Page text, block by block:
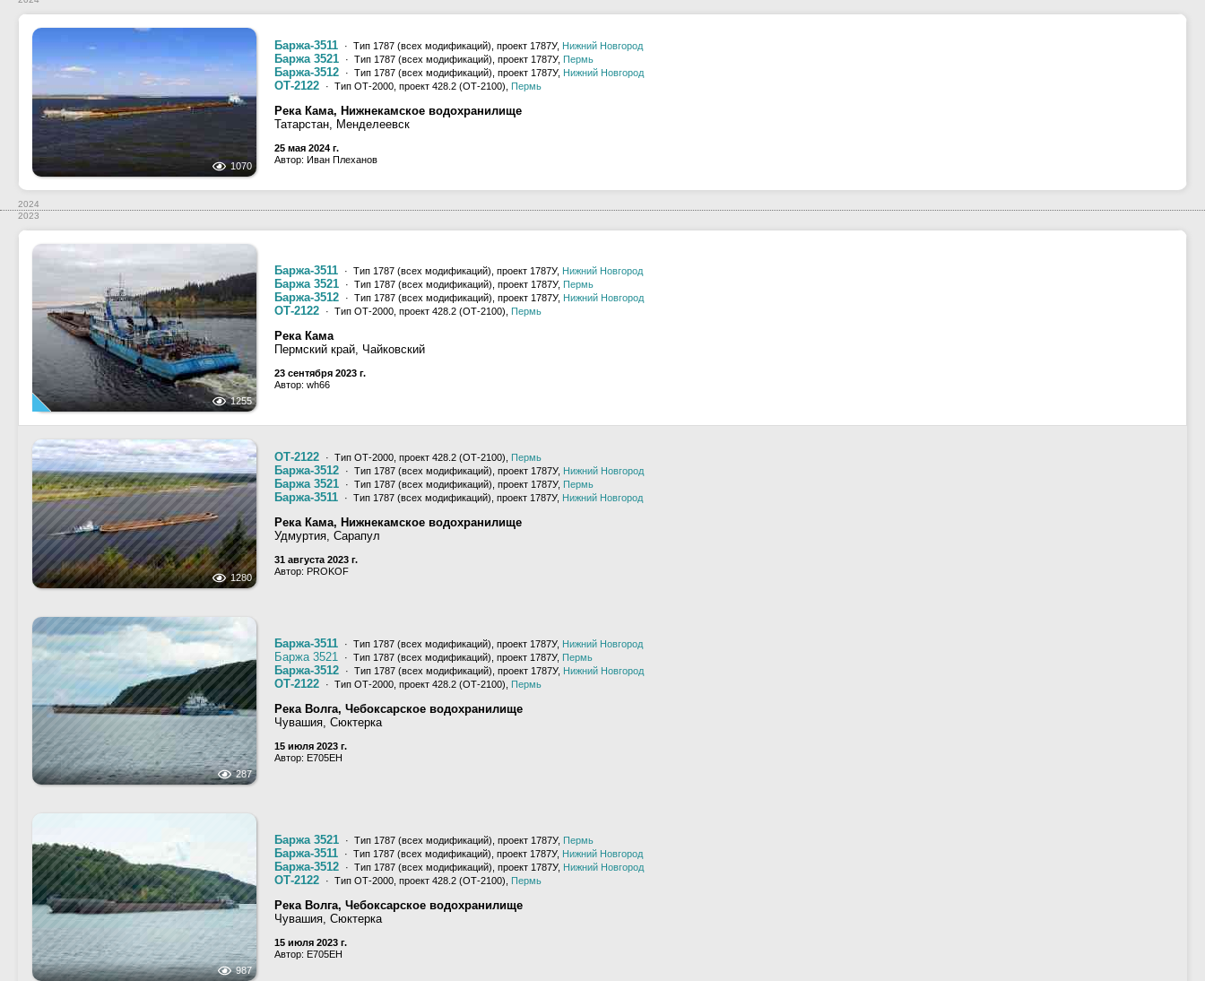
1070
Баржа-3511 · Тип 1787 (всех модификаций), проект 1787У, Нижний Новгород
Баржа 3521 · Тип 1787 (всех модификаций), проект 1787У, Пермь
Баржа-3512 · Тип 1787 (всех модификаций), проект 1787У, Нижний Новгород
ОТ-2122 · Тип ОТ-2000, проект 428.2 (ОТ-2100), Пермь
Река Кама, Нижнекамское водохранилище
Татарстан, Менделеевск
25 мая 2024 г.
Автор: Иван Плеханов
2024
2023
1255
Баржа-3511 · Тип 1787 (всех модификаций), проект 1787У, Нижний Новгород
Баржа 3521 · Тип 1787 (всех модификаций), проект 1787У, Пермь
Баржа-3512 · Тип 1787 (всех модификаций), проект 1787У, Нижний Новгород
ОТ-2122 · Тип ОТ-2000, проект 428.2 (ОТ-2100), Пермь
Река Кама
Пермский край, Чайковский
23 сентября 2023 г.
Автор: wh66
1280
ОТ-2122 · Тип ОТ-2000, проект 428.2 (ОТ-2100), Пермь
Баржа-3512 · Тип 1787 (всех модификаций), проект 1787У, Нижний Новгород
Баржа 3521 · Тип 1787 (всех модификаций), проект 1787У, Пермь
Баржа-3511 · Тип 1787 (всех модификаций), проект 1787У, Нижний Новгород
Река Кама, Нижнекамское водохранилище
Удмуртия, Сарапул
31 августа 2023 г.
Автор: PROKOF
287
Баржа-3511 · Тип 1787 (всех модификаций), проект 1787У, Нижний Новгород
Баржа 3521 · Тип 1787 (всех модификаций), проект 1787У, Пермь
Баржа-3512 · Тип 1787 (всех модификаций), проект 1787У, Нижний Новгород
ОТ-2122 · Тип ОТ-2000, проект 428.2 (ОТ-2100), Пермь
Река Волга, Чебоксарское водохранилище
Чувашия, Сюктерка
15 июля 2023 г.
Автор: Е705ЕН
987
Баржа 3521 · Тип 1787 (всех модификаций), проект 1787У, Пермь
Баржа-3511 · Тип 1787 (всех модификаций), проект 1787У, Нижний Новгород
Баржа-3512 · Тип 1787 (всех модификаций), проект 1787У, Нижний Новгород
ОТ-2122 · Тип ОТ-2000, проект 428.2 (ОТ-2100), Пермь
Река Волга, Чебоксарское водохранилище
Чувашия, Сюктерка
15 июля 2023 г.
Автор: Е705ЕН